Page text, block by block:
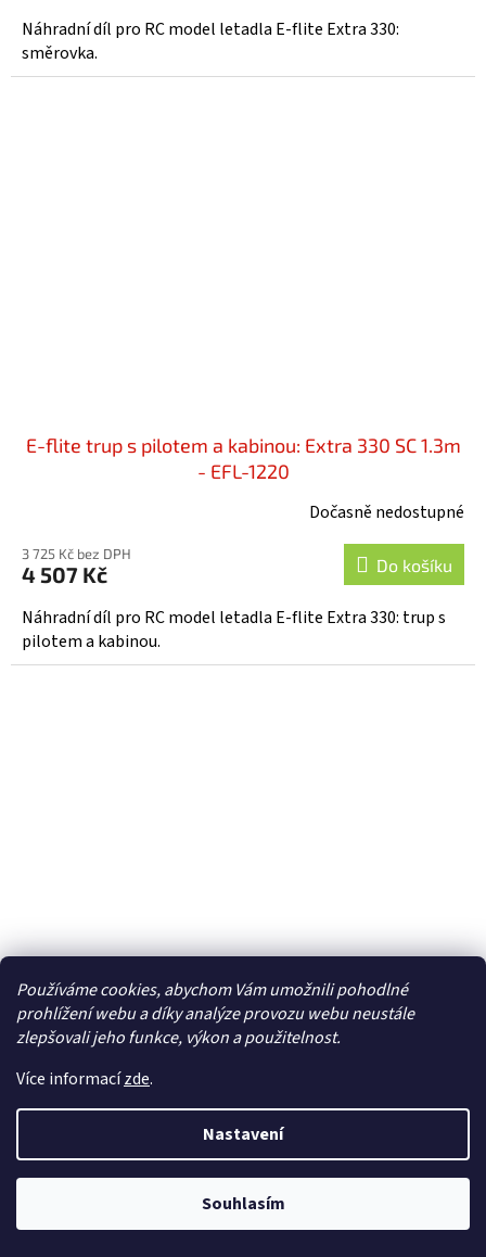
Používáme cookies, abychom Vám umožnili pohodlné
prohlížení webu a díky analýze provozu webu neustále
zlepšovali jeho funkce, výkon a použitelnost.
Více informacízde.
Nastavení
Souhlasím
Náhradní díl pro RC model letadla E-flite Extra 330:
směrovka.
E-flite trup s pilotem a kabinou: Extra 330 SC 1.3m
- EFL-1220
Dočasně nedostupné
3 725 Kč bez DPH
4 507 Kč Do košíku
Náhradní díl pro RC model letadla E-flite Extra 330: trup s
pilotem a kabinou.
E-flite spojovací trubka křídel: Extra 300 1.3m -
341 Kč
Náhradní díl pro RC model letadla Extra 300 1.3m: Spojovací
trubka křídel.